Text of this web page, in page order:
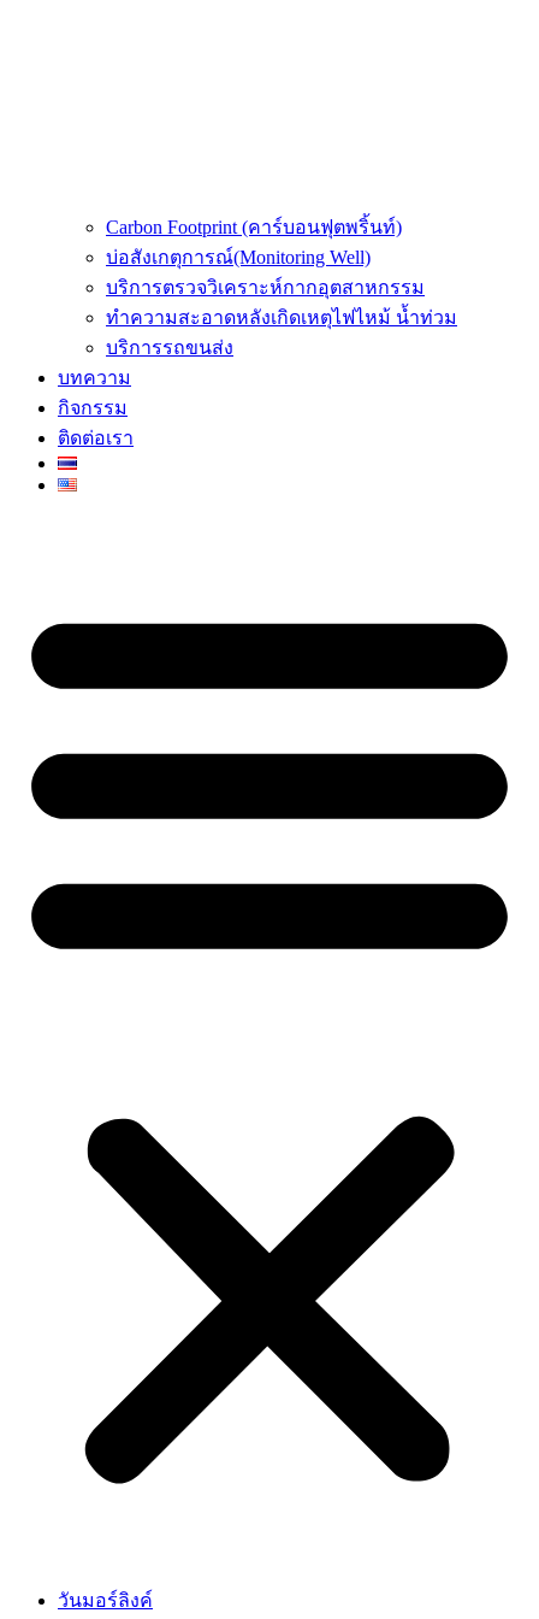
Carbon Footprint (คาร์บอนฟุตพริ้นท์)
บ่อสังเกตุการณ์(Monitoring Well)
บริการตรวจวิเคราะห์กากอุตสาหกรรม
ทำความสะอาดหลังเกิดเหตุไฟไหม้ น้ำท่วม
บริการรถขนส่ง
บทความ
กิจกรรม
ติดต่อเรา
วันมอร์ลิงค์